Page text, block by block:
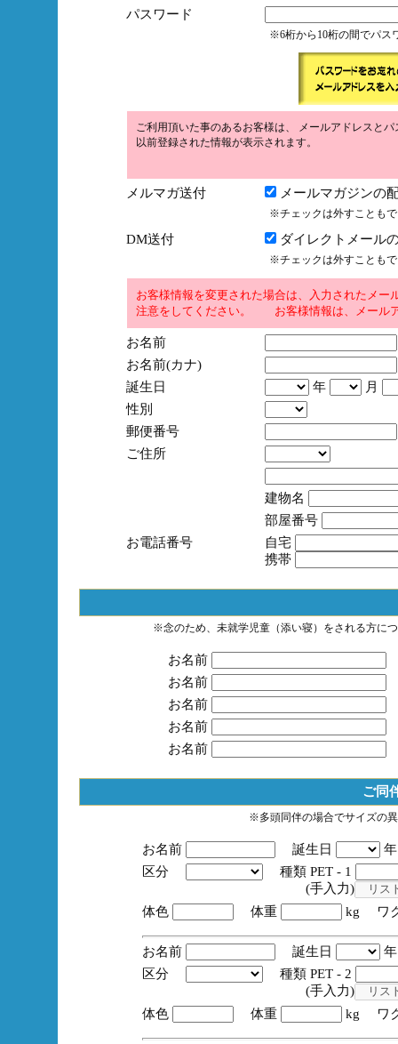
パスワード
※6桁から10桁の間でパス
ご利用頂いた事のあるお客様は、 メールアドレスと
以前登録された情報が表示されます。
メルマガ送付 メールマガジンの
※チェックは外すことも
DM送付 ダイレクトメール
※チェックは外すことも
お客様情報を変更された場合は、入力されたメ
注意をしてください。 お客様情報は、メール
お名前
お名前(カナ)
誕生日
年
月
性別
郵便番号
ご住所
建物名
部屋番号
お電話番号
自宅
携帯
※念のため、未就学児童（添い寝）をされる方に
お名前
お名前
お名前
お名前
お名前
ご同
※多頭同伴の場合でサイズの
お名前 誕生日
区分
種類 PET - 1
(手入力)
体色
体重 kg ワ
お名前 誕生日
区分
種類 PET - 2
(手入力)
体色
体重 kg ワ